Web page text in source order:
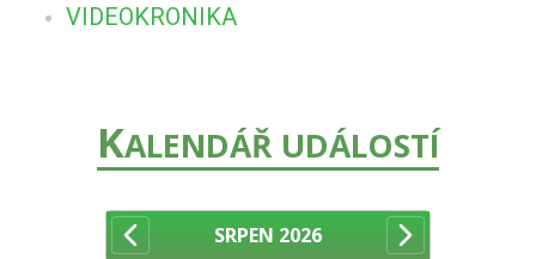
VIDEOKRONIKA
KALENDÁŘ UDÁLOSTÍ
SRPEN 2026